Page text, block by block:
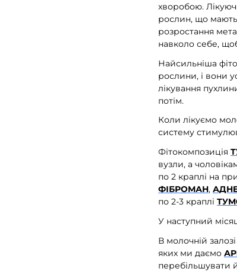
хворобою.
рослин, що мають
розростання
навколо себе,
Найсильніша
рослини, і вони
лікування
потім.
Коли лікуємо
систему
Фітокомпозиція
вузли, а
по 2 краплі на
ФІБРОМАН,
по 2-3 краплі
У наступний
В молочній
яких ми даємо
перебільшувати